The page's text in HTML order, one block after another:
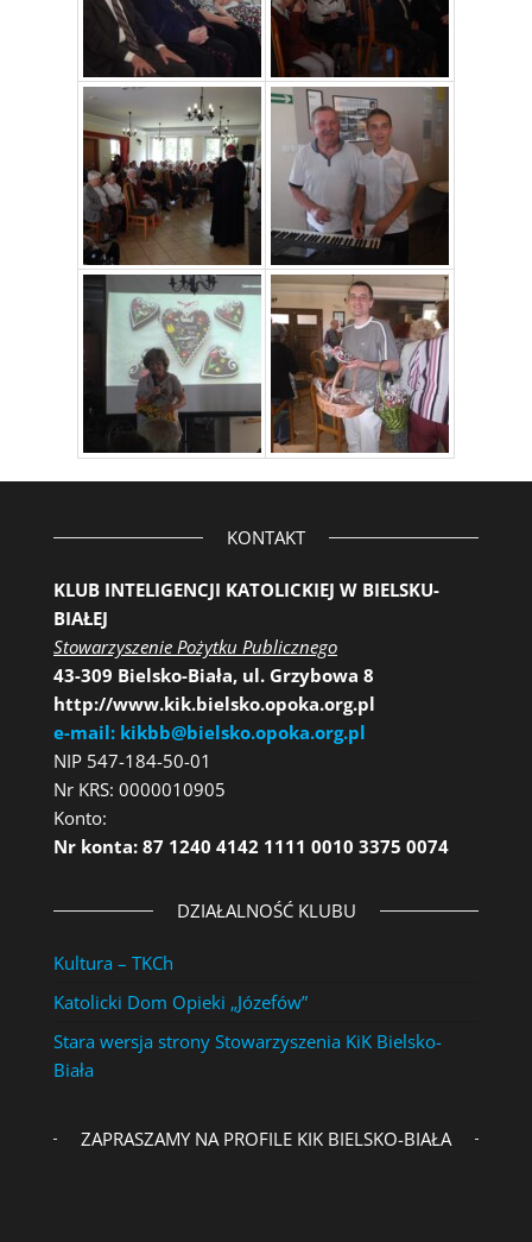
KONTAKT
KLUB INTELIGENCJI KATOLICKIEJ W BIELSKU-
BIAŁEJ
Stowarzyszenie Pożytku Publicznego
43-309 Bielsko-Biała, ul. Grzybowa 8
http://www.kik.bielsko.opoka.org.pl
e-mail: kikbb@bielsko.opoka.org.pl
NIP 547-184-50-01
Nr KRS: 0000010905
Konto:
Nr konta: 87 1240 4142 1111 0010 3375 0074
DZIAŁALNOŚĆ KLUBU
Kultura – TKCh
Katolicki Dom Opieki „Józefów”
Stara wersja strony Stowarzyszenia KiK Bielsko-
Biała
ZAPRASZAMY NA PROFILE KIK BIELSKO-BIAŁA